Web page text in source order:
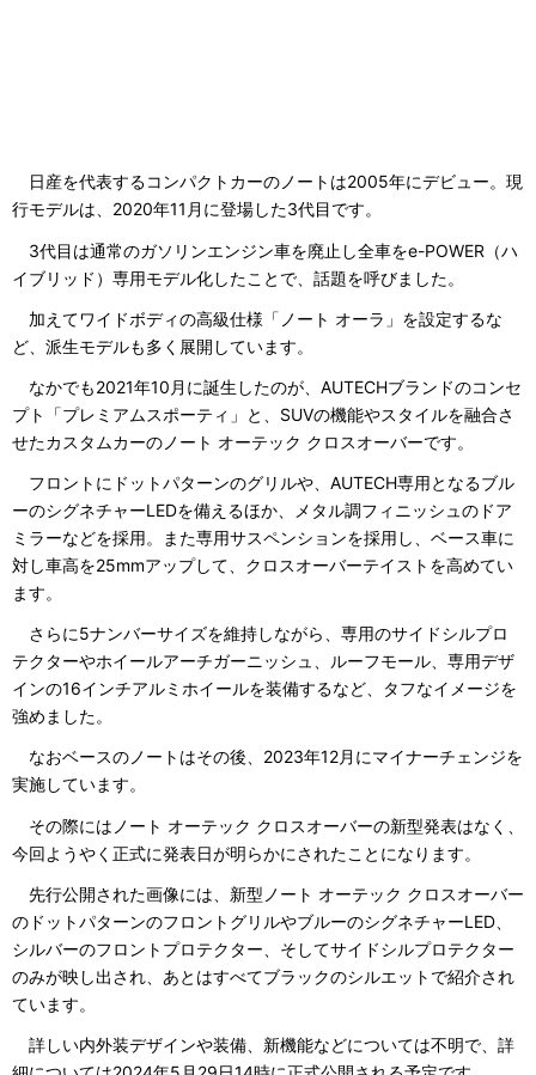
日産を代表するコンパクトカーのノートは2005年にデビュー。現
行モデルは、2020年11月に登場した3代目です。
3代目は通常のガソリンエンジン車を廃止し全車をe-POWER（ハ
イブリッド）専用モデル化したことで、話題を呼びました。
加えてワイドボディの高級仕様「ノート オーラ」を設定するな
ど、派生モデルも多く展開しています。
なかでも2021年10月に誕生したのが、AUTECHブランドのコンセ
プト「プレミアムスポーティ」と、SUVの機能やスタイルを融合さ
せたカスタムカーのノート オーテック クロスオーバーです。
フロントにドットパターンのグリルや、AUTECH専用となるブル
ーのシグネチャーLEDを備えるほか、メタル調フィニッシュのドア
ミラーなどを採用。また専用サスペンションを採用し、ベース車に
対し車高を25mmアップして、クロスオーバーテイストを高めてい
ます。
さらに5ナンバーサイズを維持しながら、専用のサイドシルプロ
テクターやホイールアーチガーニッシュ、ルーフモール、専用デザ
インの16インチアルミホイールを装備するなど、タフなイメージを
強めました。
なおベースのノートはその後、2023年12月にマイナーチェンジを
実施しています。
その際にはノート オーテック クロスオーバーの新型発表はなく、
今回ようやく正式に発表日が明らかにされたことになります。
先行公開された画像には、新型ノート オーテック クロスオーバー
のドットパターンのフロントグリルやブルーのシグネチャーLED、
シルバーのフロントプロテクター、そしてサイドシルプロテクター
のみが映し出され、あとはすべてブラックのシルエットで紹介され
ています。
詳しい内外装デザインや装備、新機能などについては不明で、詳